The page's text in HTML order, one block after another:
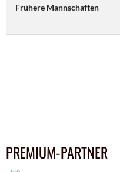
Frühere Mannschaften
PREMIUM-PARTNER